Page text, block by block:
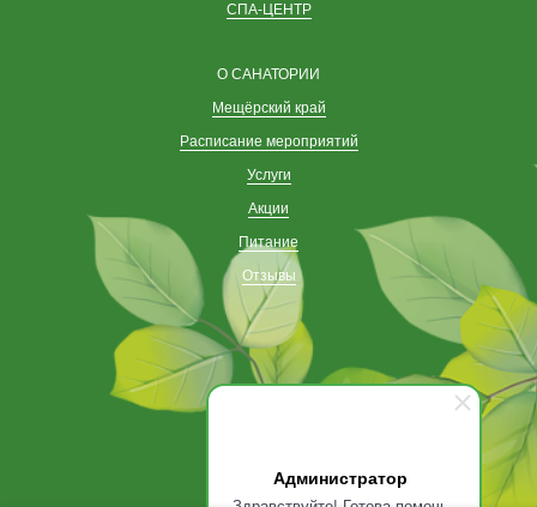
Администратор
СПА-ЦЕНТР
О САНАТОРИИ
Мещёрский край
Расписание мероприятий
Услуги
Акции
Питание
Отзывы